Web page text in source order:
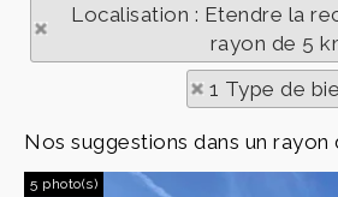
Localisation : Etendre la
rayon de 5
1 Type de
Nos suggestions dans un rayon
5 photo(s)